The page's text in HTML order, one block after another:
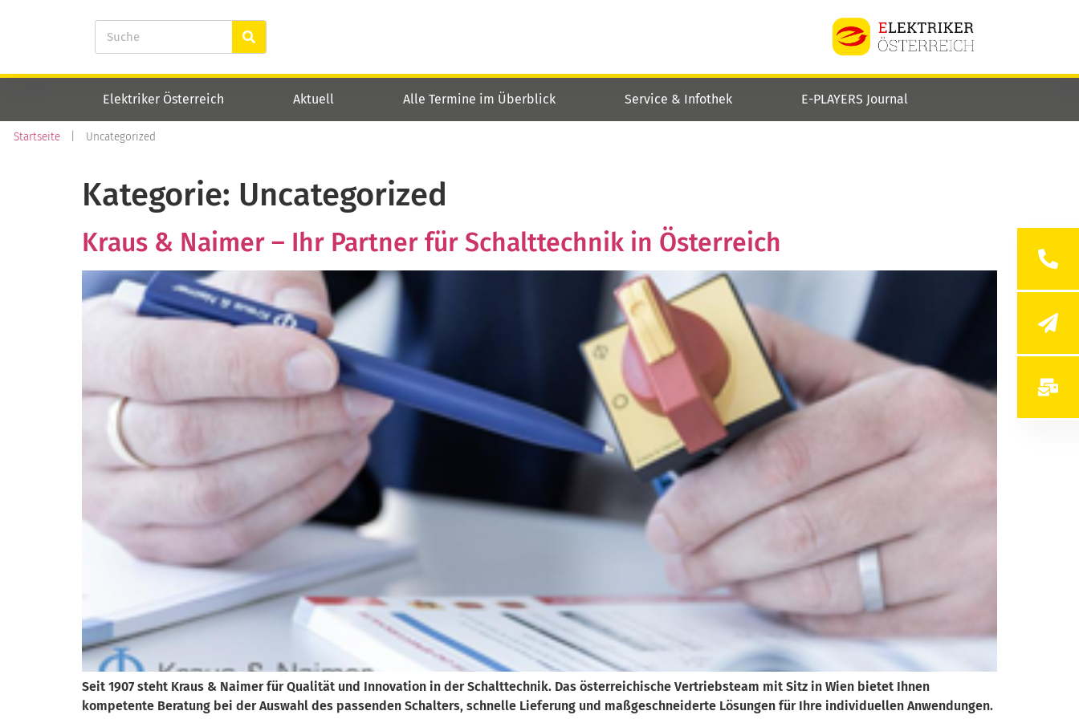
Elektriker Österreich Aktuell Alle Termine im Überblick Service & Infothek E-PLAYERS Journal
Startseite Uncategorized
Kategorie: Uncategorized
Kraus & Naimer – Ihr Partner für Schalttechnik in Österreich
Seit 1907 steht Kraus & Naimer für Qualität und Innovation in der Schalttechnik. Das österreichische Vertriebsteam mit Sitz in Wien bietet Ihnen
kompetente Beratung bei der Auswahl des passenden Schalters, schnelle Lieferung und maßgeschneiderte Lösungen für Ihre individuellen Anwendungen.